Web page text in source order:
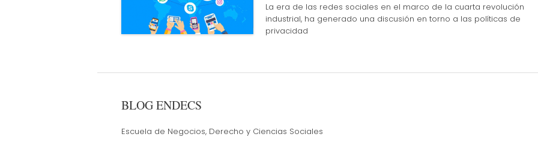
La era de las redes sociales en el marco de la cuarta revolución
industrial, ha generado una discusión en torno a las políticas de
privacidad
BLOG ENDECS
Escuela de Negocios, Derecho y Ciencias Sociales